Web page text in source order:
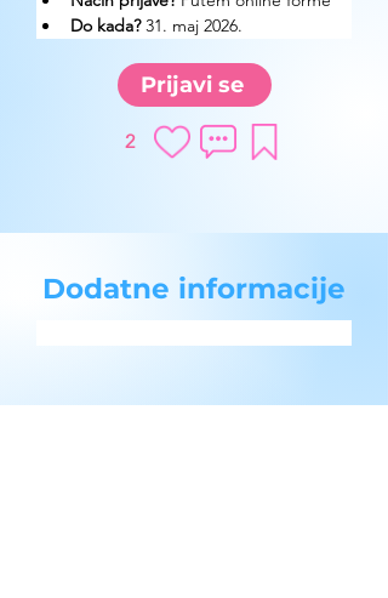
Do kada? 31. maj 2026.
Prijavi se
2
Dodatne informacije